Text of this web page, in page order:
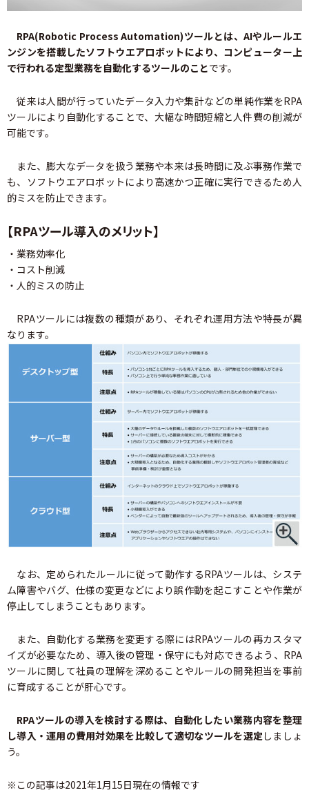
RPA(Robotic Process Automation)ツールとは、AIやルールエ
ンジンを搭載したソフトウエアロボットにより、コンピューター上
で行われる定型業務を自動化するツールのことです。
従来は人間が行っていたデータ入力や集計などの単純作業をRPA
ツールにより自動化することで、大幅な時間短縮と人件費の削減が
可能です。
また、膨大なデータを扱う業務や本来は長時間に及ぶ事務作業で
も、ソフトウエアロボットにより高速かつ正確に実行できるため人
的ミスを防止できます。
【RPAツール導入のメリット】
・業務効率化
・コスト削減
・人的ミスの防止
RPAツールには複数の種類があり、それぞれ運用方法や特長が異
なります。
なお、定められたルールに従って動作するRPAツールは、システ
ム障害やバグ、仕様の変更などにより誤作動を起こすことや作業が
停止してしまうこともあります。
また、自動化する業務を変更する際にはRPAツールの再カスタマ
イズが必要なため、導入後の管理・保守にも対応できるよう、RPA
ツールに関して社員の理解を深めることやルールの開発担当を事前
に育成することが肝心です。
RPAツールの導入を検討する際は、自動化したい業務内容を整理
し導入・運用の費用対効果を比較して適切なツールを選定しましょ
う。
※この記事は2021年1月15日現在の情報です